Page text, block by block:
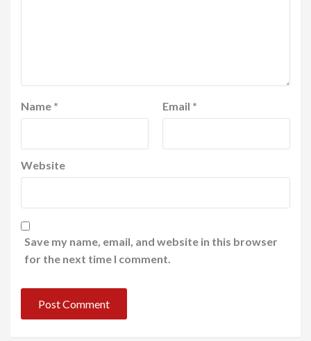
Name * Email *
Website
Save my name, email, and website in this browser
for the next time I comment.